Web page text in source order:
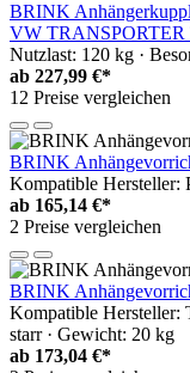
BRINK
VW TRANSPORTER
Nutzlast: 120 kg ·
ab 227,99 €*
12 Preise vergleichen
BRINK
Kompatible Hersteller:
ab 165,14 €*
2 Preise vergleichen
BRINK
Kompatible Hersteller:
starr · Gewicht: 20 kg
ab 173,04 €*